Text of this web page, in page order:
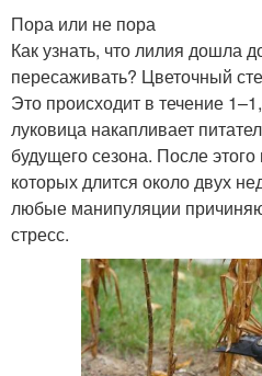
Пора или не пора
Как узнать, что лилия дошла
пересаживать? Цветочный
Это происходит в течение
луковица накапливает
будущего сезона. После
которых длится около двух
любые манипуляции
стресс.